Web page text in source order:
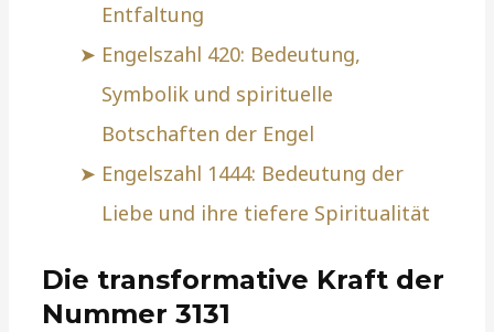
Entfaltung
Engelszahl 420: Bedeutung,
Symbolik und spirituelle
Botschaften der Engel
Engelszahl 1444: Bedeutung der
Liebe und ihre tiefere Spiritualität
Die transformative Kraft der
Nummer 3131